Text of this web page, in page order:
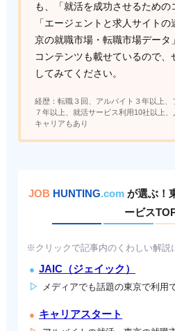
も、「就活を成功させるための
「エージェントと求人サイトの
京の就職市場・転職市場データ
コンテンツも載せているので、
してみてください。
経歴：転職３回、アルバイト３年以上、
７年以上、就活サービス利用10社以上
キャリアもあり
JOB HUNTING.comが選ぶ！
ービス
※クリックで記事内のくわしい解説
JAIC（ジェイック）
メディアでも話題の東京で利用
キャリアスタート